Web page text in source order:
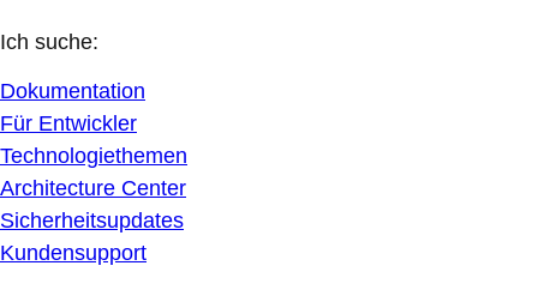
Ich suche:
Dokumentation
Für Entwickler
Technologiethemen
Architecture Center
Sicherheitsupdates
Kundensupport